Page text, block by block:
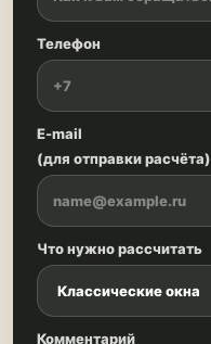
Телефон
E-mail
(для отправки расчёта)
Что нужно рассчитать
Комментарий